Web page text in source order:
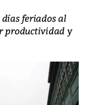
feriados al
productividad y